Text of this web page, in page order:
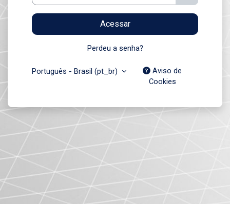
Acessar
Perdeu a senha?
Português - Brasil ‎(pt_br)‎
Aviso de
Cookies